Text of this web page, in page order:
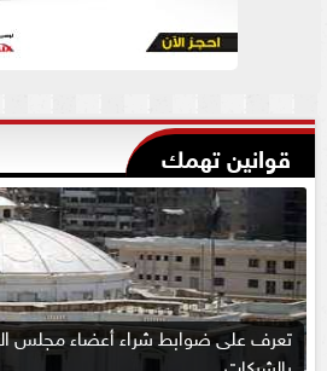
قوانين تهمك
تعرف على ضوابط شراء أعضاء